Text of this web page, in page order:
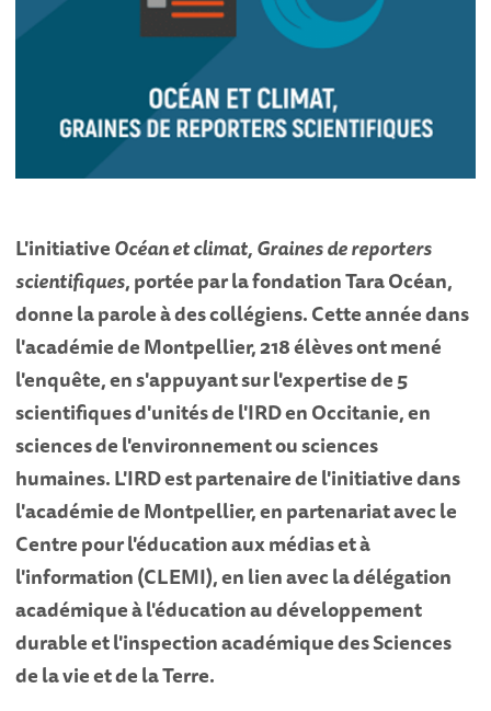
L'initiativeOcéan et climat, Graines de reporters
scientifiques, portée par la fondation Tara Océan,
donne la parole à des collégiens. Cette année dans
l'académie de Montpellier, 218 élèves ont mené
l'enquête, en s'appuyant sur l'expertise de 5
scientifiques d'unités de l'IRD en Occitanie, en
sciences de l'environnement ou sciences
humaines. L'IRD est partenaire de l'initiative dans
l'académie de Montpellier, en partenariat avec le
Centre pour l'éducation aux médias et à
l'information (CLEMI), en lien avec la délégation
académique à l'éducation au développement
durable et l'inspection académique des Sciences
de la vie et de la Terre.